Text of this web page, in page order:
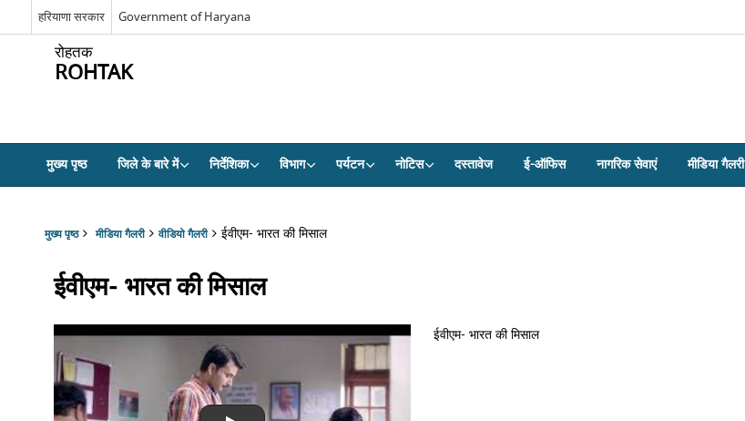
हरियाणा सरकार Government of Haryana
रोहतक
ROHTAK
मुख्य पृष्ठ जिले के बारे में निर्देशिका विभाग पर्यटन नोटिस दस्तावेज ई-ऑफिस नागरिक सेवाएं मीडिया गैलरी
मुख्य पृष्ठ मीडिया गैलरी वीडियो गैलरी ईवीएम- भारत की मिसाल
ईवीएम- भारत की मिसाल
ईवीएम- भारत की मिसाल